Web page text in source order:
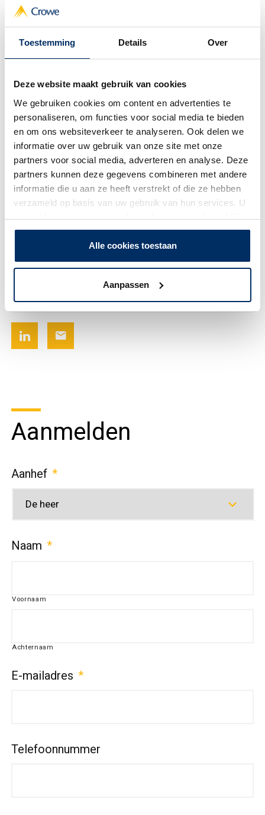
Toestemming Details Over
Deze website maakt gebruik van cookies
We gebruiken cookies om content en advertenties te
personaliseren, om functies voor social media te bieden
en om ons websiteverkeer te analyseren. Ook delen we
informatie over uw gebruik van onze site met onze
partners voor social media, adverteren en analyse. Deze
partners kunnen deze gegevens combineren met andere
informatie die u aan ze heeft verstrekt of die ze hebben
verzameld op basis van uw gebruik van hun services. U
gaat akkoord met onze cookies als u onze website blijft
gebruiken.
Alle cookies toestaan
Aanpassen
Trainer
Hester Bos - de Jong
Partner Sustainability Advisory Services
Aanmelden
Aanhef *
Naam *
Voornaam
Achternaam
E-mailadres *
Telefoonnummer